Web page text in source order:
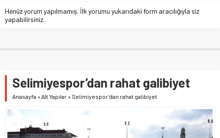
Henüz yorum yapılmamış. İlk yorumu yukarıdaki form aracılığıyla siz
yapabilirsiniz.
Selimiyespor’dan rahat galibiyet
Anasayfa »Alt Yapılar » Selimiyespor’dan rahat galibiyet